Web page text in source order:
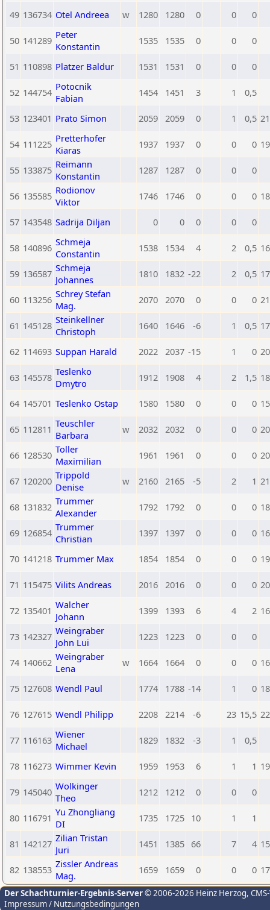
49 136734 Otel Andreea w 1280 1280 0 0 0
50 141289 Peter
Konstantin
1535 1535 0 0 0
51 110898 Platzer Baldur 1531 1531 0 0 0
52 144754 Potocnik
Fabian
1454 1451 3 1 0,5
53 123401 Prato Simon 2059 2059 0 1 0,5
54 111225 Pretterhofer
Kiaras
1937 1937 0 0 0
55 133875 Reimann
Konstantin
1287 1287 0 0 0
56 135585 Rodionov
Viktor
1746 1746 0 0 0
57 143548 Sadrija Diljan 0 0 0 0 0
58 140896 Schmeja
Constantin
1538 1534 4 2 0,5
59 136587 Schmeja
Johannes
1810 1832 -22 2 0,5
60 113256 Schrey Stefan
Mag.
2070 2070 0 0 0
61 145128 Steinkellner
Christoph
1640 1646 -6 1 0,5
62 114693 Suppan Harald 2022 2037 -15 1 0
63 145578 Teslenko
Dmytro
1912 1908 4 2 1,5
64 145701 Teslenko Ostap 1580 1580 0 0 0
65 112811 Teuschler
Barbara
w 2032 2032 0 0 0
66 128530 Toller
Maximilian
1961 1961 0 0 0
67 120200 Trippold
Denise
w 2160 2165 -5 2 1
68 131832 Trummer
Alexander
1792 1792 0 0 0
69 126854 Trummer
Christian
1397 1397 0 0 0
70 141218 Trummer Max 1854 1854 0 0 0
71 115475 Vilits Andreas 2016 2016 0 0 0
72 135401 Walcher
Johann
1399 1393 6 4 2
73 142327 Weingraber
John Lui
1223 1223 0 0 0
74 140662 Weingraber
Lena
w 1664 1664 0 0 0
75 127608 Wendl Paul 1774 1788 -14 1 0
76 127615 Wendl Philipp 2208 2214 -6 23 15,5
77 116163 Wiener
Michael
1829 1832 -3 1 0,5
78 116273 Wimmer Kevin 1959 1953 6 1 1
79 145040 Wolkinger
Theo
1212 1212 0 0 0
80 116791 Yu Zhongliang
DI
1735 1725 10 1 1
81 142127 Zilian Tristan
Juri
1451 1385 66 7 4
82 138553 Zissler Andreas
Mag.
1659 1659 0 0 0
Der Schachturnier-Ergebnis-Server© 2006-2026 Heinz Herzog,
Impressum / Nutzungsbedingungen